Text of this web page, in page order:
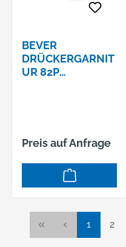
BEVER
DRÜCKERGARNIT
UR 82P
Preis auf Anfrage
Seite
1 Seite
2